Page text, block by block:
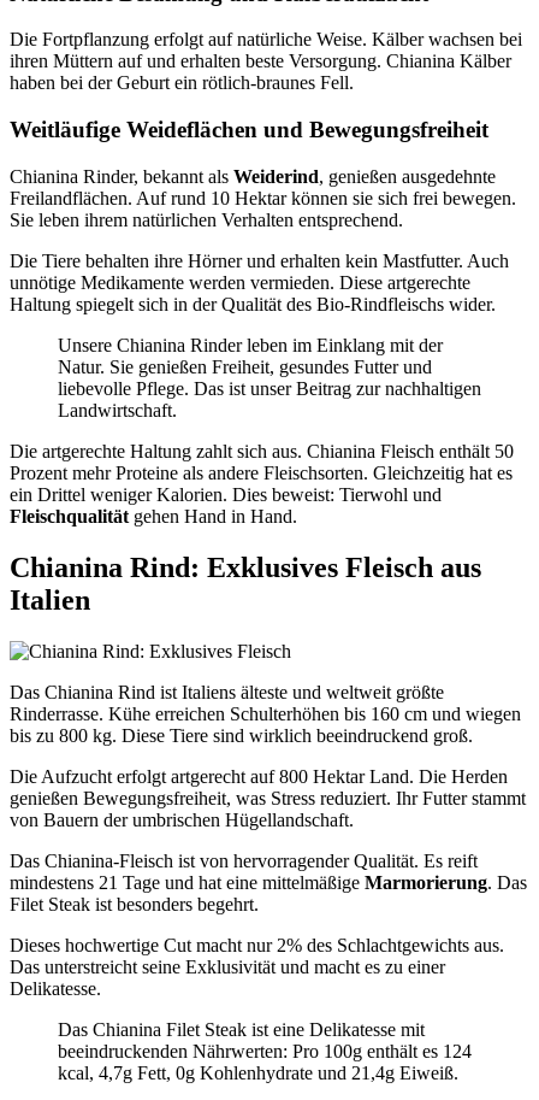
Die Fortpflanzung erfolgt auf natürliche Weise. Kälber wachsen bei
ihren Müttern auf und erhalten beste Versorgung. Chianina Kälber
haben bei der Geburt ein rötlich-braunes Fell.
Weitläufige Weideflächen und Bewegungsfreiheit
Chianina Rinder, bekannt als Weiderind, genießen ausgedehnte
Freilandflächen. Auf rund 10 Hektar können sie sich frei bewegen.
Sie leben ihrem natürlichen Verhalten entsprechend.
Die Tiere behalten ihre Hörner und erhalten kein Mastfutter. Auch
unnötige Medikamente werden vermieden. Diese artgerechte
Haltung spiegelt sich in der Qualität des Bio-Rindfleischs wider.
Unsere Chianina Rinder leben im Einklang mit der
Natur. Sie genießen Freiheit, gesundes Futter und
liebevolle Pflege. Das ist unser Beitrag zur nachhaltigen
Landwirtschaft.
Die artgerechte Haltung zahlt sich aus. Chianina Fleisch enthält 50
Prozent mehr Proteine als andere Fleischsorten. Gleichzeitig hat es
ein Drittel weniger Kalorien. Dies beweist: Tierwohl und
Fleischqualität gehen Hand in Hand.
Chianina Rind: Exklusives Fleisch aus
Italien
Das Chianina Rind ist Italiens älteste und weltweit größte
Rinderrasse. Kühe erreichen Schulterhöhen bis 160 cm und wiegen
bis zu 800 kg. Diese Tiere sind wirklich beeindruckend groß.
Die Aufzucht erfolgt artgerecht auf 800 Hektar Land. Die Herden
genießen Bewegungsfreiheit, was Stress reduziert. Ihr Futter stammt
von Bauern der umbrischen Hügellandschaft.
Das Chianina-Fleisch ist von hervorragender Qualität. Es reift
mindestens 21 Tage und hat eine mittelmäßige Marmorierung. Das
Filet Steak ist besonders begehrt.
Dieses hochwertige Cut macht nur 2% des Schlachtgewichts aus.
Das unterstreicht seine Exklusivität und macht es zu einer
Delikatesse.
Das Chianina Filet Steak ist eine Delikatesse mit
beeindruckenden Nährwerten: Pro 100g enthält es 124
kcal, 4,7g Fett, 0g Kohlenhydrate und 21,4g Eiweiß.